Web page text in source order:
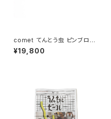
comet てんとう虫 ピンブロー
チ 黒
¥19,800